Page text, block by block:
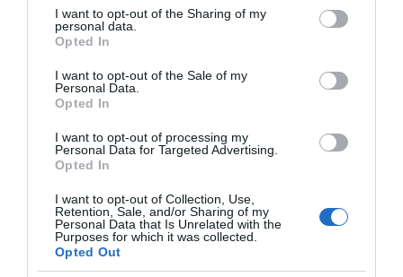
not limited to your visit or usage behaviour. You may click to
grant or deny consent to Google and its third-party tags to
use your data for below specified purposes in below Google
consent section.
I want to opt-out of the Sharing of my
personal data.
Opted In
I want to opt-out of the Sale of my
Personal Data.
Opted In
I want to opt-out of processing my
Personal Data for Targeted Advertising.
Opted In
I want to opt-out of Collection, Use,
Retention, Sale, and/or Sharing of my
Personal Data that Is Unrelated with the
Purposes for which it was collected.
Opted Out
ΠΑΤΗΣΤΕ ΓΙΑ LIVE ΚΙΝΗΣΗ
Live ενημέρωση για Κηφισό, Αττική Οδό και κέντρο Αθήνας από το
ΤΟ ΠΑΡΟΝ ΤΗΣ ΚΥΡΙΑΚΗΣ